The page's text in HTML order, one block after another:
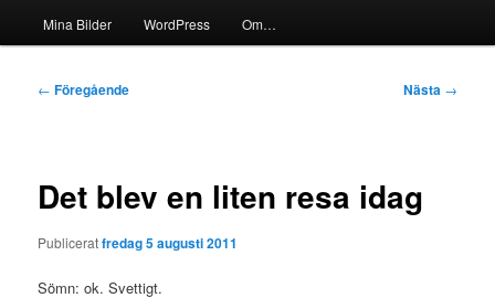
Mina Bilder WordPress Om…
Inläggsnavigering
← Föregående Nästa →
Det blev en liten resa idag
Publiceratfredag 5 augusti 2011
Sömn: ok. Svettigt.